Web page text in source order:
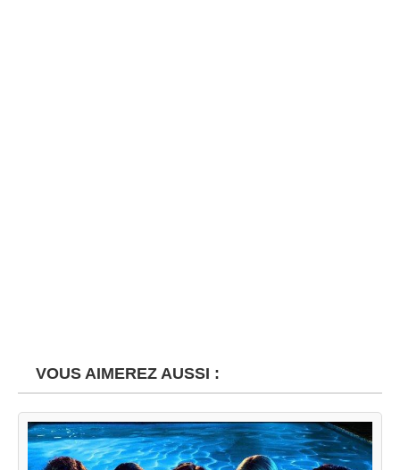
VOUS AIMEREZ AUSSI :